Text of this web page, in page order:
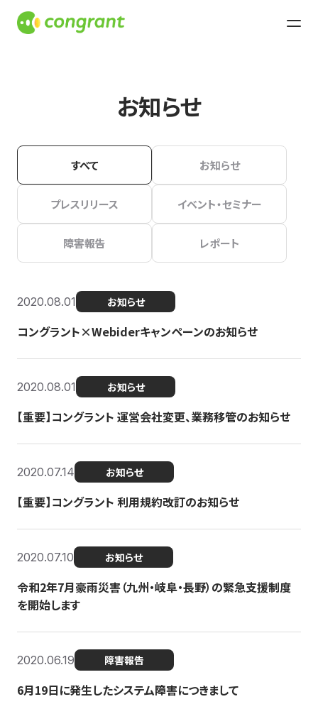
お知らせ
すべて お知らせ
プレスリリース イベント・セミナー
障害報告 レポート
2020.08.01 お知らせ
コングラント×Webiderキャンペーンのお知らせ
2020.08.01 お知らせ
【重要】コングラント 運営会社変更、業務移管のお知らせ
2020.07.14 お知らせ
【重要】コングラント 利用規約改訂のお知らせ
2020.07.10 お知らせ
令和2年7月豪雨災害（九州・岐阜・長野）の緊急支援制度
を開始します
2020.06.19 障害報告
6月19日に発生したシステム障害につきまして